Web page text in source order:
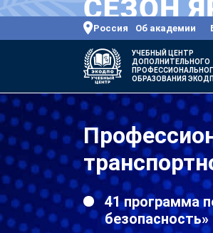
Россия Об академии
УЧЕБНЫЙ ЦЕНТР
ДОПОЛНИТЕЛЬНОГО
ОБРАЗОВАНИЯ
41 программа
безопасность»